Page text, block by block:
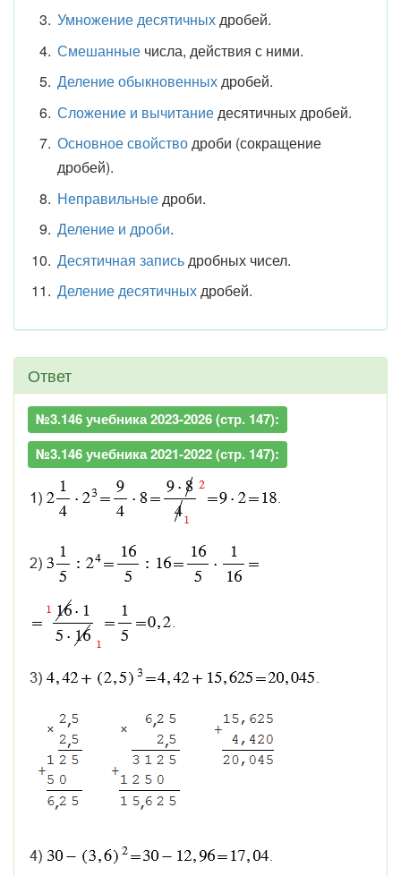
Умножение десятичныхдробей.
Смешанныечисла, действия с ними.
Деление обыкновенныхдробей.
Сложение и вычитаниедесятичных дробей.
Основное свойстводроби (сокращение
дробей).
Неправильныедроби.
Деление и дроби.
Десятичная записьдробных чисел.
Деление десятичныхдробей.
Ответ
№3.146 учебника 2023-2026 (стр. 147):
№3.146 учебника 2021-2022 (стр. 147):